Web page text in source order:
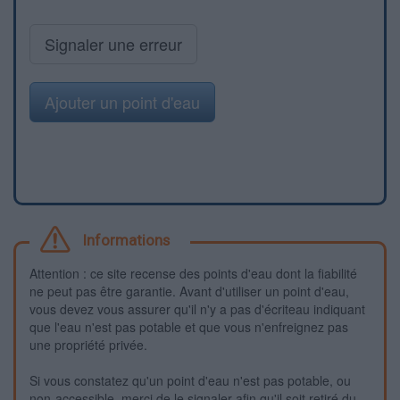
Signaler une erreur
Ajouter un point d'eau
Informations
Attention : ce site recense des points d'eau dont la fiabilité
ne peut pas être garantie. Avant d'utiliser un point d'eau,
vous devez vous assurer qu'il n'y a pas d'écriteau indiquant
que l'eau n'est pas potable et que vous n'enfreignez pas
une propriété privée.
Si vous constatez qu'un point d'eau n'est pas potable, ou